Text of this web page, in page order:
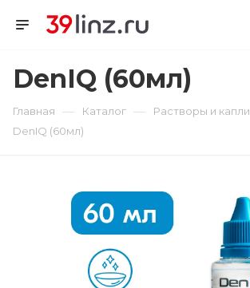
DenIQ (60мл)
Главная — Каталог — Растворы и капли
DenIQ (60мл)